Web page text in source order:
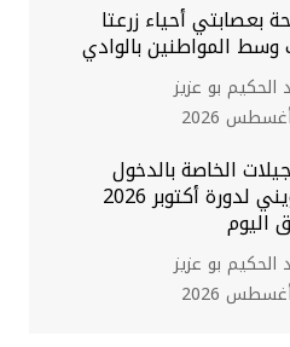
بعصابتي أحياء زرعتا
وسط المواطنين بالوادي
الحكيم بو عزيز
الخاصة بالدخول
التكويني لدورة أكتوبر 2026
اليوم
الحكيم بو عزيز